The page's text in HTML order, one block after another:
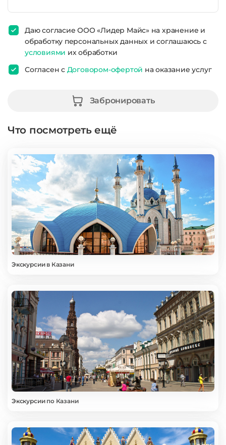
Даю согласие ООО «Лидер Майс» на хранение и
обработку персональных данных и соглашаюсь с
условиями их обработки
Согласен с Договором-офертой на оказание услуг
Забронировать
Что посмотреть ещё
Экскурсии в Казани
Экскурсии по Казани